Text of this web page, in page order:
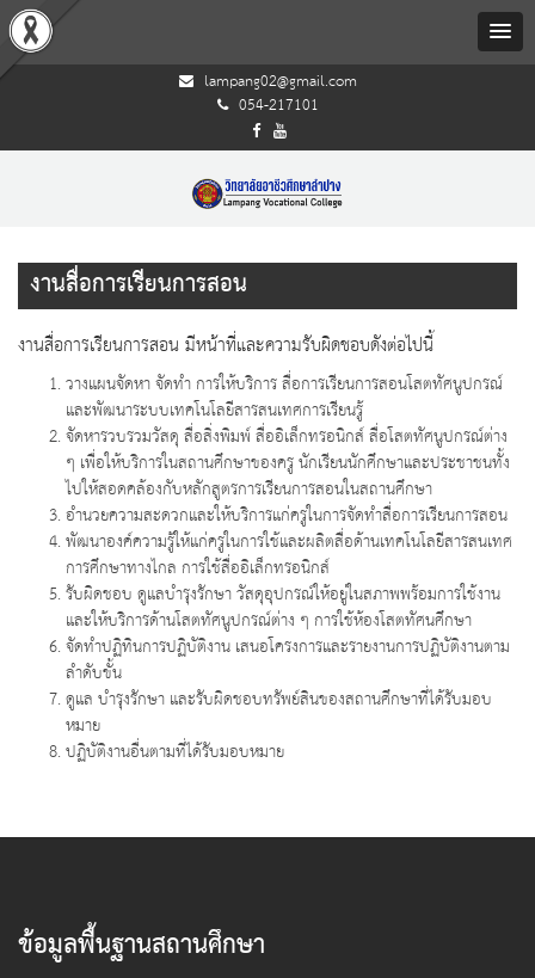
lampang02@gmail.com
054-217101
งานสื่อการเรียนการสอน
งานสื่อการเรียนการสอน มีหน้าที่และความรับผิดชอบดังต่อไปนี้
วางแผนจัดหา จัดทำ การให้บริการ สื่อการเรียนการสอนโสตทัศนูปกรณ์
และพัฒนาระบบเทคโนโลยีสารสนเทศการเรียนรู้
จัดหารวบรวมวัสดุ สื่อสิ่งพิมพ์ สื่ออิเล็กทรอนิกส์ สื่อโสตทัศนูปกรณ์ต่าง
ๆ เพื่อให้บริการในสถานศึกษาของครู นักเรียนนักศึกษาและประชาชนทั้ง
ไปให้สอดคล้องกับหลักสูตรการเรียนการสอนในสถานศึกษา
อำนวยความสะดวกและให้บริการแก่ครูในการจัดทำสื่อการเรียนการสอน
พัฒนาองค์ความรู้ให้แก่ครูในการใช้และผลิตสื่อด้านเทคโนโลยีสารสนเทศ
การศึกษาทางไกล การใช้สื่ออิเล็กทรอนิกส์
รับผิดชอบ ดูแลบำรุงรักษา วัสดุอุปกรณ์ให้อยู่ในสภาพพร้อมการใช้งาน
และให้บริการด้านโสตทัศนูปกรณ์ต่าง ๆ การใช้ห้องโสตทัศนศึกษา
จัดทำปฏิทินการปฏิบัติงาน เสนอโครงการและรายงานการปฏิบัติงานตาม
ลำดับขั้น
ดูแล บำรุงรักษา และรับผิดชอบทรัพย์สินของสถานศึกษาที่ได้รับมอบ
หมาย
ปฏิบัติงานอื่นตามที่ได้รับมอบหมาย
ข้อมูลพื้นฐานสถานศึกษา